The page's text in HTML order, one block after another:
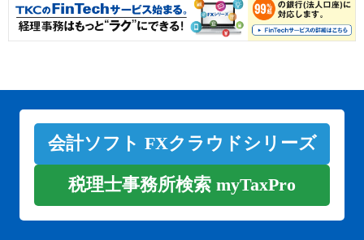
会計ソフト FXクラウドシリーズ
税理士事務所検索 myTaxPro